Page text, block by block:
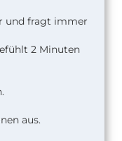
und fragt immer
2 Minuten
aus.